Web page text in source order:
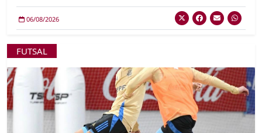
06/08/2026
FUTSAL